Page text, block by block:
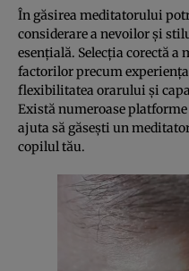
În găsirea meditatorului
considerare a nevoilor și
esențială. Selecția corectă
factorilor precum
flexibilitatea orarului și
Există numeroase
ajuta să găsești un
copilul tău.